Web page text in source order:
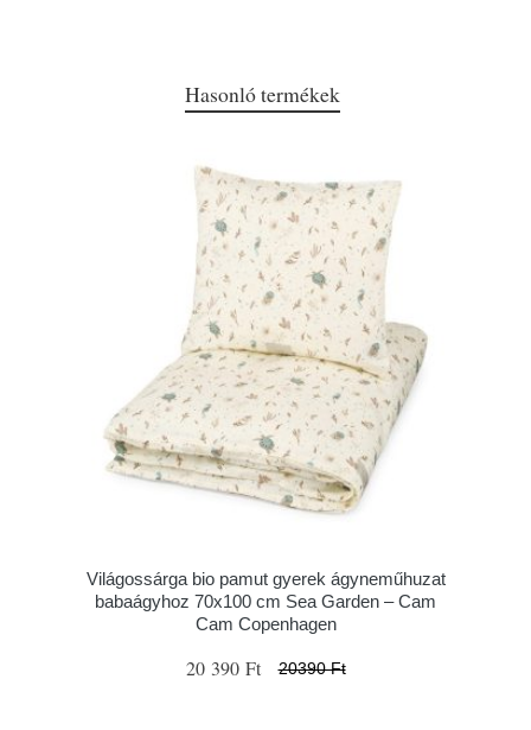
Hasonló termékek
Világossárga bio pamut gyerek ágyneműhuzat
babaágyhoz 70x100 cm Sea Garden – Cam
Cam Copenhagen
20 390 Ft 20390 Ft